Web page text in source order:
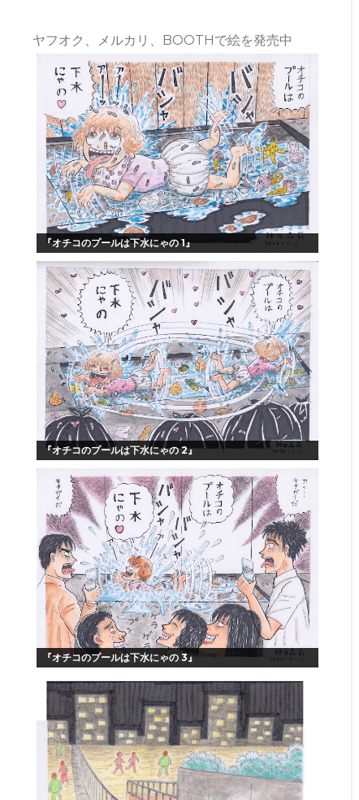
ヤフオク、メルカリ、BOOTHで絵を発売中
『オチコのプールは下水にゃの 1』
『オチコのプールは下水にゃの 2』
『オチコのプールは下水にゃの 3』